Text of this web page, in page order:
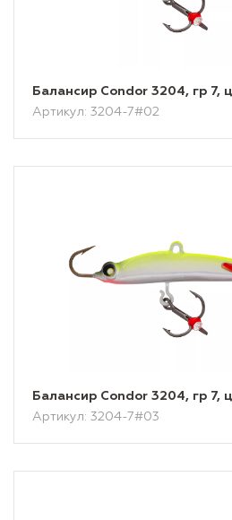
Балансир Condor 3204, гр 7,
Артикул: 3204-7#02
Балансир Condor 3204, гр 7,
Артикул: 3204-7#03